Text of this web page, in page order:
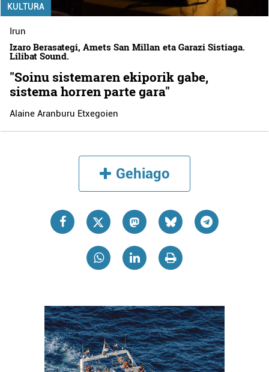
KULTURA
Irun
Izaro Berasategi, Amets San Millan eta Garazi Sistiaga.
Lilibat Sound.
"Soinu sistemaren ekiporik gabe,
sistema horren parte gara"
Alaine Aranburu Etxegoien
Gehiago